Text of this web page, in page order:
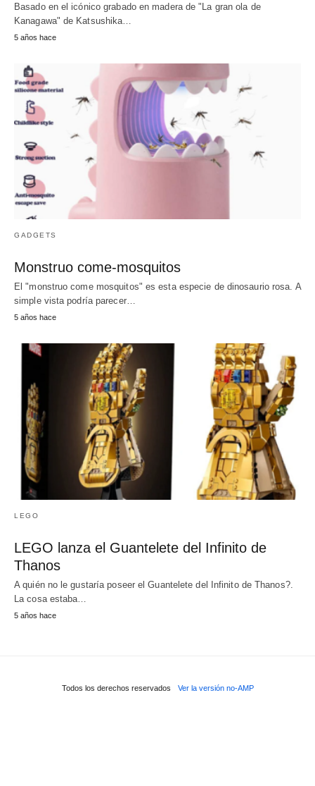
Basado en el icónico grabado en madera de "La gran ola de
Kanagawa" de Katsushika…
5 años hace
GADGETS
Monstruo come-mosquitos
El "monstruo come mosquitos" es esta especie de dinosaurio rosa. A
simple vista podría parecer…
5 años hace
LEGO
LEGO lanza el Guantelete del Infinito de
Thanos
A quién no le gustaría poseer el Guantelete del Infinito de Thanos?.
La cosa estaba…
5 años hace
Todos los derechos reservados Ver la versión no-AMP